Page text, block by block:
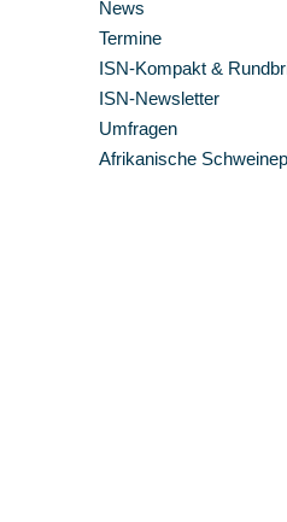
News
Termine
ISN-Kompakt &
ISN-Newsletter
Umfragen
Afrikanische